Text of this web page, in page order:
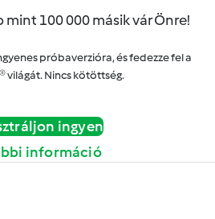
mint 100 000 másik vár Önre!
próbaverzióra, és fedezze fel a
világát. Nincs kötöttség.
ingyen
információ